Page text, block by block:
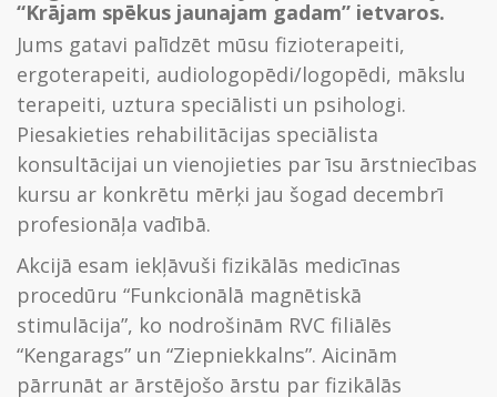
“Krājam spēkus jaunajam gadam” ietvaros.
Jums gatavi palīdzēt mūsu fizioterapeiti,
ergoterapeiti, audiologopēdi/logopēdi, mākslu
terapeiti, uztura speciālisti un psihologi.
Piesakieties rehabilitācijas speciālista
konsultācijai un vienojieties par īsu ārstniecības
kursu ar konkrētu mērķi jau šogad decembrī
profesionāļa vadībā.
Akcijā esam iekļāvuši fizikālās medicīnas
procedūru “Funkcionālā magnētiskā
stimulācija”, ko nodrošinām RVC filiālēs
“Kengarags” un “Ziepniekkalns”. Aicinām
pārrunāt ar ārstējošo ārstu par fizikālās